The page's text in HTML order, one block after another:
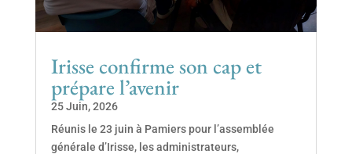
Irisse confirme son cap et
prépare l’avenir
25 Juin, 2026
Réunis le 23 juin à Pamiers pour l’assemblée
générale d’Irisse, les administrateurs,